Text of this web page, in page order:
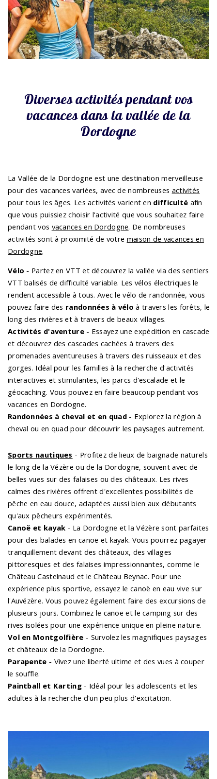
Diverses activités pendant vos
vacances dans la vallée de la
Dordogne
La Vallée de la Dordogne est une destination merveilleuse
pour des vacances variées, avec de nombreuses activités
pour tous les âges. Les activités varient en difficulté afin
que vous puissiez choisir l'activité que vous souhaitez faire
pendant vos vacances en Dordogne. De nombreuses
activités sont à proximité de votre maison de vacances en
Dordogne.
Vélo - Partez en VTT et découvrez la vallée via des sentiers
VTT balisés de difficulté variable. Les vélos électriques le
rendent accessible à tous. Avec le vélo de randonnée, vous
pouvez faire des randonnées à vélo à travers les forêts, le
long des rivières et à travers de beaux villages.
Activités d'aventure- Essayez une expédition en cascade
et découvrez des cascades cachées à travers des
promenades aventureuses à travers des ruisseaux et des
gorges. Idéal pour les familles à la recherche d'activités
interactives et stimulantes, les parcs d'escalade et le
géocaching. Vous pouvez en faire beaucoup pendant vos
vacances en Dordogne.
Randonnées à cheval et en quad- Explorez la région à
cheval ou en quad pour découvrir les paysages autrement.
Sports nautiques - Profitez de lieux de baignade naturels
le long de la Vézère ou de la Dordogne, souvent avec de
belles vues sur des falaises ou des châteaux. Les rives
calmes des rivières offrent d'excellentes possibilités de
pêche en eau douce, adaptées aussi bien aux débutants
qu'aux pêcheurs expérimentés.
Canoë et kayak - La Dordogne et la Vézère sont parfaites
pour des balades en canoë et kayak. Vous pourrez pagayer
tranquillement devant des châteaux, des villages
pittoresques et des falaises impressionnantes, comme le
Château Castelnaud et le Château Beynac. Pour une
expérience plus sportive, essayez le canoë en eau vive sur
l'Auvézère. Vous pouvez également faire des excursions de
plusieurs jours. Combinez le canoë et le camping sur des
rives isolées pour une expérience unique en pleine nature.
Vol en Montgolfière - Survolez les magnifiques paysages
et châteaux de la Dordogne.
Parapente - Vivez une liberté ultime et des vues à couper
le souffle.
Paintball et Karting- Idéal pour les adolescents et les
adultes à la recherche d'un peu plus d'excitation.